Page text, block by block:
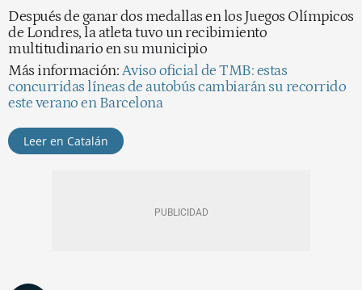
Después de ganar dos medallas en los Juegos Olímpicos
de Londres, la atleta tuvo un recibimiento
multitudinario en su municipio
Más información:Aviso oficial de TMB: estas
concurridas líneas de autobús cambiarán su recorrido
este verano en Barcelona
Leer en Catalán